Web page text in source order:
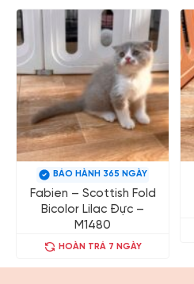
BẢO HÀNH 365 NGÀY
Fabien – Scottish Fold
Bicolor Lilac Đực –
M1480
HOÀN TRẢ 7 NGÀY